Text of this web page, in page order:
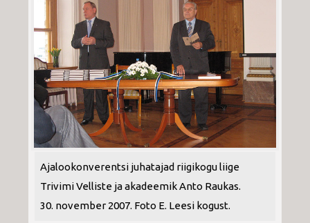
Ajalookonverentsi juhatajad riigikogu liige
Trivimi Velliste ja akadeemik Anto Raukas.
30. november 2007. Foto E. Leesi kogust.